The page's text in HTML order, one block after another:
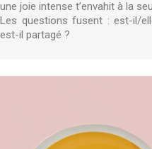
une joie intense t’envahit à la
Les questions fusent : est-il/
est-il partagé ?